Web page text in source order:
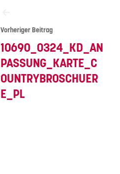
Vorheriger Beitrag
10690_0324_KD_AN
PASSUNG_KARTE_C
OUNTRYBROSCHUER
E_PL